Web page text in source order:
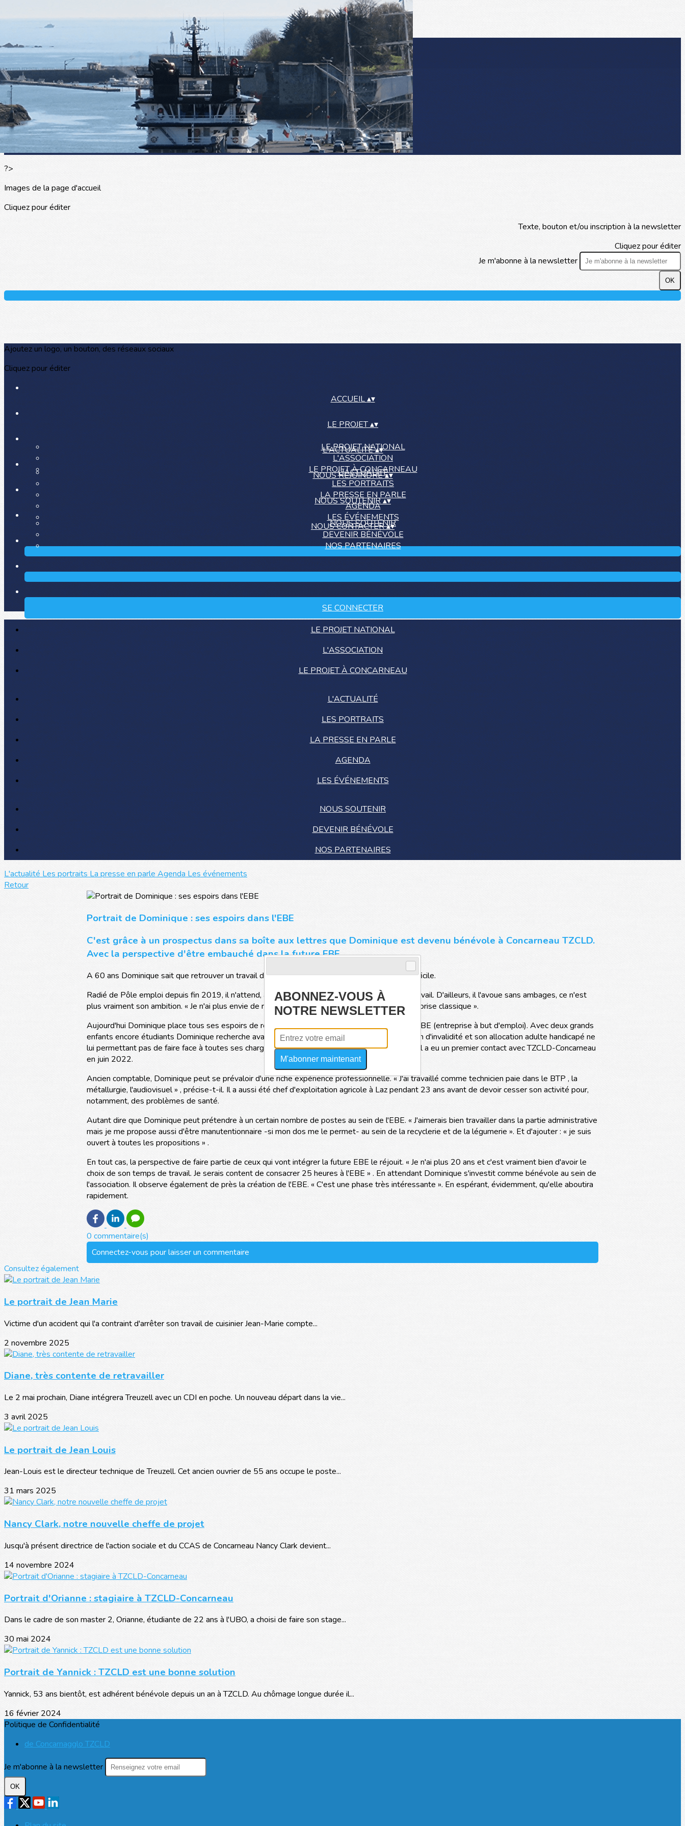
Exporter toutes les colonnes
Exporter uniquement les colonnes affichées
Menu
<
>
L'actualité
Les portraits
La presse en parle
Agenda
Les événements
?>
Images de la page d'accueil
Cliquez pour éditer
Texte, bouton et/ou inscription à la newsletter
Cliquez pour éditer
Je m'abonne à la newsletter
OK
Ajoutez un logo, un bouton, des réseaux sociaux
Cliquez pour éditer
ACCUEIL▴▾
LE PROJET▴▾
LE PROJET NATIONAL
L'ASSOCIATION
LE PROJET À CONCARNEAU
L'ACTUALITÉ▴▾
L'ACTUALITÉ
LES PORTRAITS
LA PRESSE EN PARLE
AGENDA
LES ÉVÉNEMENTS
NOUS REJOINDRE▴▾
NOUS SOUTENIR▴▾
NOUS SOUTENIR
DEVENIR BÉNÉVOLE
NOS PARTENAIRES
NOUS CONTACTER▴▾
SE CONNECTER
LE PROJET NATIONAL
L'ASSOCIATION
LE PROJET À CONCARNEAU
L'ACTUALITÉ
LES PORTRAITS
LA PRESSE EN PARLE
AGENDA
LES ÉVÉNEMENTS
NOUS SOUTENIR
DEVENIR BÉNÉVOLE
NOS PARTENAIRES
L'actualité Les portraits La presse en parle Agenda Les événements
Retour
Portrait de Dominique : ses espoirs dans l'EBE
C'est grâce à un prospectus dans sa boîte aux lettres que Dominique est devenu bénévole à Concarneau TZCLD.
Avec la perspective d'être embauché dans la future EBE.
A 60 ans Dominique sait que retrouver un travail dans une entreprise classique lui sera très difficile.
Radié de Pôle emploi depuis fin 2019, il n'attend, à vrai dire, plus grand chose du marché du travail. D'ailleurs, il l'avoue sans ambages, ce n'est
plus vraiment son ambition. « Je n'ai plus envie de retourner travailler 35 heures dans une entreprise classique ».
Aujourd'hui Dominique place tous ses espoirs de retrouver une activité dans la création d'une EBE (entreprise à but d'emploi). Avec deux grands
enfants encore étudiants Dominique recherche avant tout un complément de revenu, sa pension d'invalidité et son allocation adulte handicapé ne
lui permettant pas de faire face à toutes ses charges fixes. Arrivé à Concarneau il y a deux ans il a eu un premier contact avec TZCLD-Concarneau
en juin 2022.
Ancien comptable, Dominique peut se prévaloir d'une riche expérience professionnelle. « J'ai travaillé comme technicien paie dans le BTP , la
métallurgie, l'audiovisuel » , précise-t-il. Il a aussi été chef d'exploitation agricole à Laz pendant 23 ans avant de devoir cesser son activité pour,
notamment, des problèmes de santé.
Autant dire que Dominique peut prétendre à un certain nombre de postes au sein de l'EBE. « J'aimerais bien travailler dans la partie administrative
mais je me propose aussi d'être manutentionnaire -si mon dos me le permet- au sein de la recyclerie et de la légumerie ». Et d'ajouter : « je suis
ouvert à toutes les propositions » .
En tout cas, la perspective de faire partie de ceux qui vont intégrer la future EBE le réjouit. « Je n'ai plus 20 ans et c'est vraiment bien d'avoir le
choix de son temps de travail. Je serais content de consacrer 25 heures à l'EBE » . En attendant Dominique s'investit comme bénévole au sein de
l'association. Il observe également de près la création de l'EBE. « C'est une phase très intéressante ». En espérant, évidemment, qu'elle aboutira
rapidement.
0 commentaire(s)
Connectez-vous pour laisser un commentaire
Consultez également
Le portrait de Jean Marie
Victime d'un accident qui l'a contraint d'arrêter son travail de cuisinier Jean-Marie compte...
2 novembre 2025
Diane, très contente de retravailler
Le 2 mai prochain, Diane intégrera Treuzell avec un CDI en poche. Un nouveau départ dans la vie...
3 avril 2025
Le portrait de Jean Louis
Jean-Louis est le directeur technique de Treuzell. Cet ancien ouvrier de 55 ans occupe le poste...
31 mars 2025
Nancy Clark, notre nouvelle cheffe de projet
Jusqu'à présent directrice de l'action sociale et du CCAS de Concarneau Nancy Clark devient...
14 novembre 2024
Portrait d'Orianne : stagiaire à TZCLD-Concarneau
Dans le cadre de son master 2, Orianne, étudiante de 22 ans à l'UBO, a choisi de faire son stage...
30 mai 2024
Portrait de Yannick : TZCLD est une bonne solution
Yannick, 53 ans bientôt, est adhérent bénévole depuis un an à TZCLD. Au chômage longue durée il...
16 février 2024
Politique de Confidentialité
de Concarnagglo TZCLD
Je m'abonne à la newsletter
OK
ABONNEZ-VOUS À
NOTRE NEWSLETTER
M'abonner maintenant